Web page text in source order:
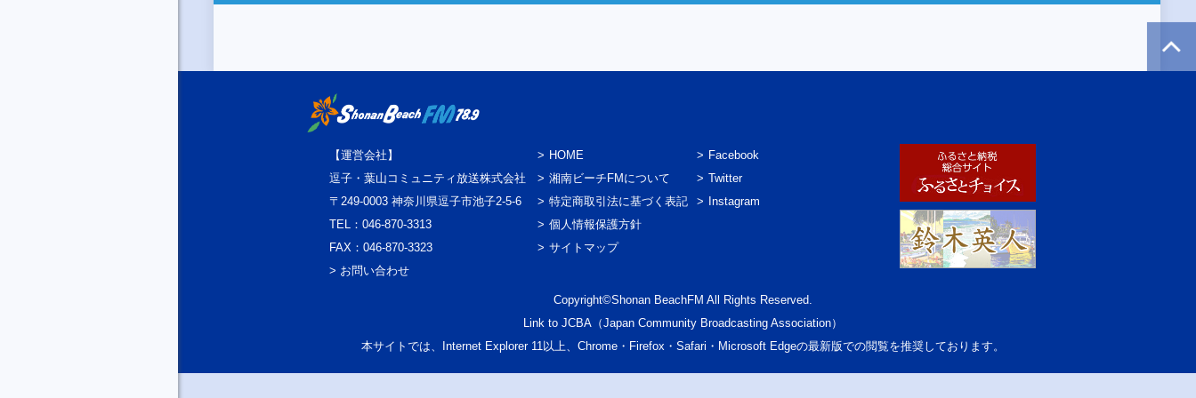
【運営会社】
逗子・葉山コミュニティ放送株式会社
〒249-0003 神奈川県逗子市池子2-5-6
TEL：046-870-3313
FAX：046-870-3323
> お問い合わせ
HOME
湘南ビーチFMについて
特定商取引法に基づく表記
個人情報保護方針
サイトマップ
Facebook
Twitter
Instagram
Copyright©Shonan BeachFM All Rights Reserved.
Link to JCBA（Japan Community Broadcasting Association）
本サイトでは、Internet Explorer 11以上、Chrome・Firefox・Safari・Microsoft Edgeの最新版での閲覧を推奨しております。